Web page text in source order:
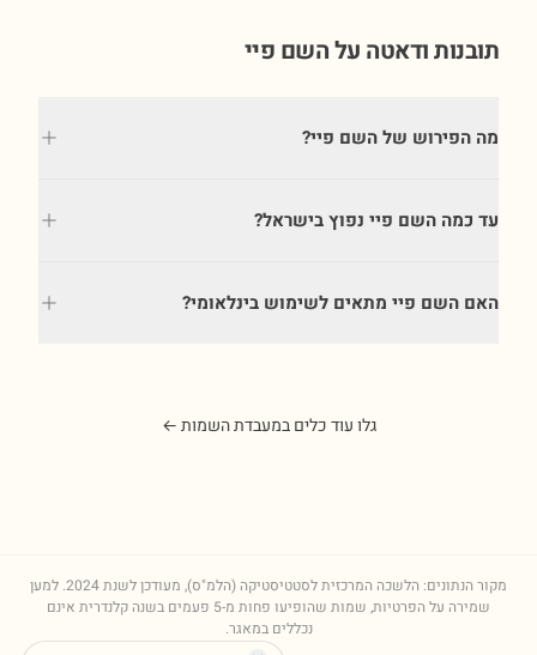
תובנות ודאטה על השם פיי
מה הפירוש של השם פיי?
עד כמה השם פיי נפוץ בישראל?
האם השם פיי מתאים לשימוש בינלאומי?
גלו עוד כלים במעבדת השמות ←
מקור הנתונים: הלשכה המרכזית לסטטיסטיקה (הלמ"ס), מעודכן לשנת2024. למען
שמירה על הפרטיות, שמות שהופיעו פחות מ-5 פעמים בשנה קלנדרית אינם
נכללים במאגר.